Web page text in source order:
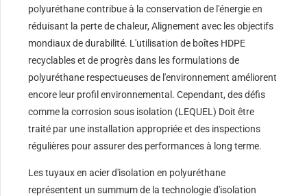
polyuréthane contribue à la conservation de l'énergie en
réduisant la perte de chaleur, Alignement avec les objectifs
mondiaux de durabilité. L'utilisation de boîtes HDPE
recyclables et de progrès dans les formulations de
polyuréthane respectueuses de l'environnement améliorent
encore leur profil environnemental. Cependant, des défis
comme la corrosion sous isolation (LEQUEL) Doit être
traité par une installation appropriée et des inspections
régulières pour assurer des performances à long terme.
Les tuyaux en acier d'isolation en polyuréthane
représentent un summum de la technologie d'isolation